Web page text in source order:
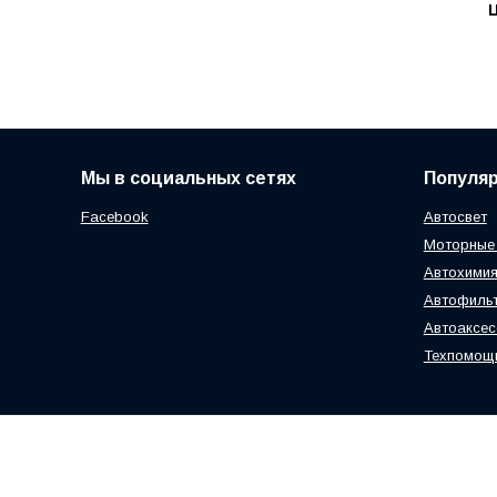
Мы в социальных сетях
Facebook
Автосвет